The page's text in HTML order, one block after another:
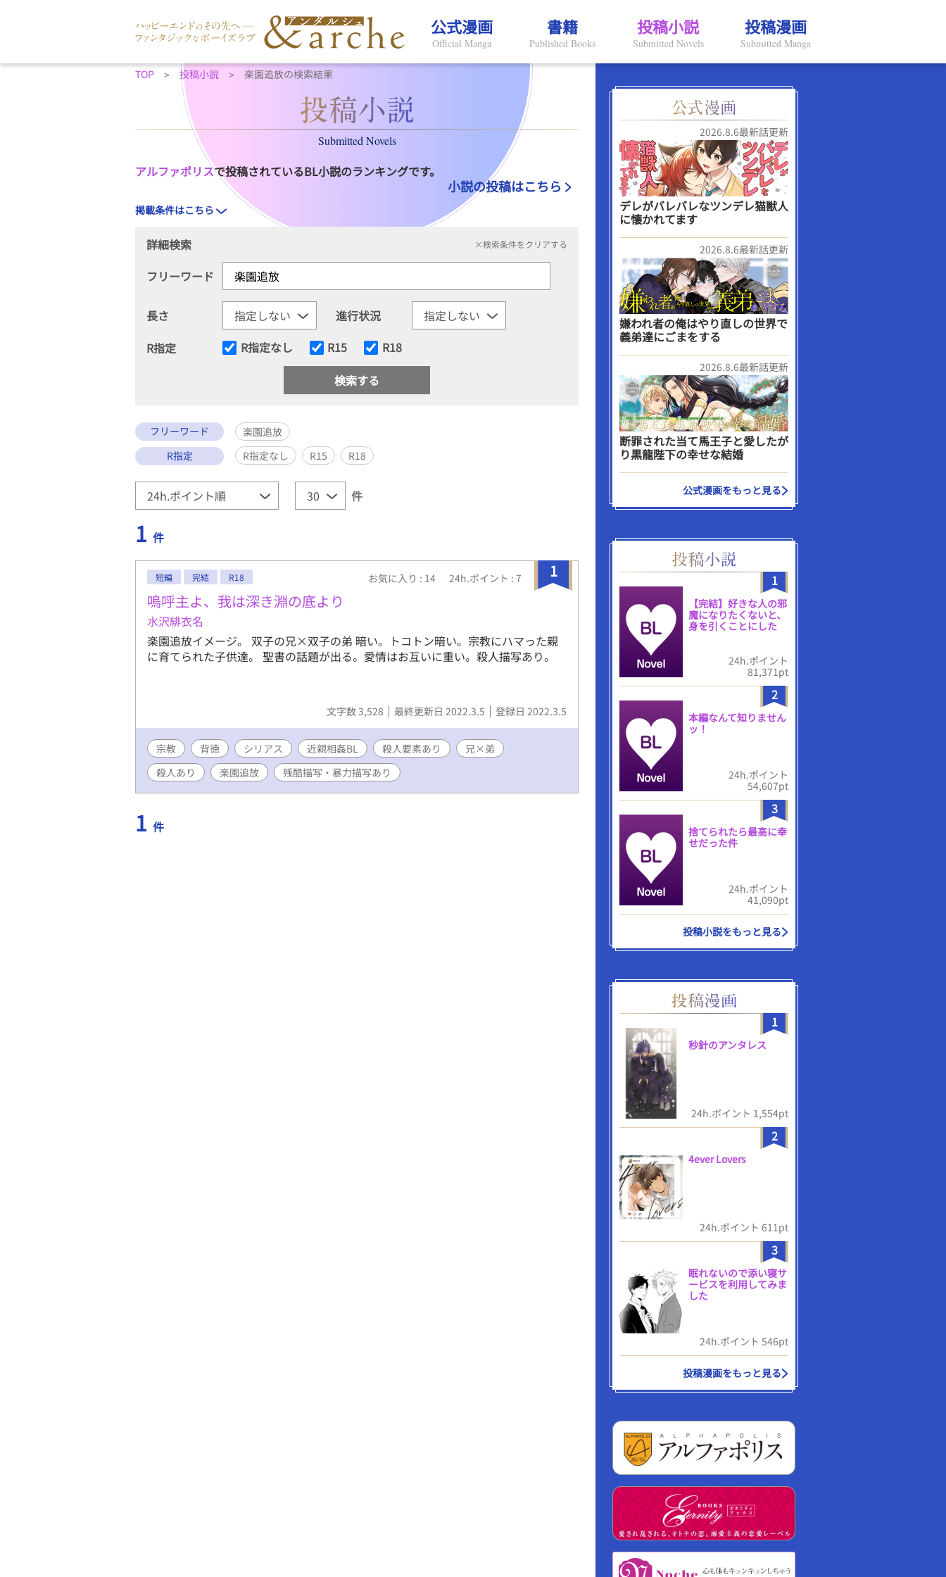
公式漫画
Official Manga
書籍
Published Books
投稿小説
Submitted Novels
投稿漫画
Submitted Manga
TOP 投稿小説 楽園追放の検索結果
Submitted Novels
アルファポリスで投稿されているBL小説のランキングです。
小説の投稿はこちら
掲載条件はこちら
詳細検索 ×検索条件をクリアする
フリーワード
長さ
進行状況
R指定
R指定なし R15 R18
フリーワード
楽園追放
R指定
R指定なし R15 R18
件
1 件
1
短編 完結 R18 お気に入り : 14 24h.ポイント : 7
嗚呼主よ、我は深き淵の底より
水沢緋衣名
楽園追放イメージ。 双子の兄×双子の弟 暗い。トコトン暗い。宗教にハマった親
に育てられた子供達。 聖書の話題が出る。愛情はお互いに重い。殺人描写あり。
文字数 3,528 最終更新日 2022.3.5 登録日 2022.3.5
宗教 背徳 シリアス 近親相姦BL 殺人要素あり
兄×弟
殺人あり
楽園追放 残酷描写・暴力描写あり
1 件
2026.8.6最新話更新
デレがバレバレなツンデレ猫獣人
に懐かれてます
2026.8.6最新話更新
嫌われ者の俺はやり直しの世界で
義弟達にごまをする
2026.8.6最新話更新
断罪された当て馬王子と愛したが
り黒龍陛下の幸せな結婚
公式漫画をもっと見る
1
【完結】好きな人の邪
魔になりたくないと、
身を引くことにした
24h.ポイント
81,371pt
2
本編なんて知りません
ッ！
24h.ポイント
54,607pt
3
捨てられたら最高に幸
せだった件
24h.ポイント
41,090pt
投稿小説をもっと見る
1
秒針のアンタレス
24h.ポイント 1,554pt
2
4ever Lovers
24h.ポイント 611pt
3
眠れないので添い寝サ
ービスを利用してみま
した
24h.ポイント 546pt
投稿漫画をもっと見る